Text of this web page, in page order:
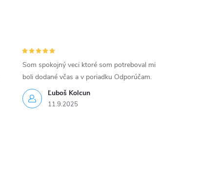
Ľuboš Kolcun
11.9.2025
Som spokojný veci ktoré som potreboval mi
boli dodané včas a v poriadku Odporúčam.